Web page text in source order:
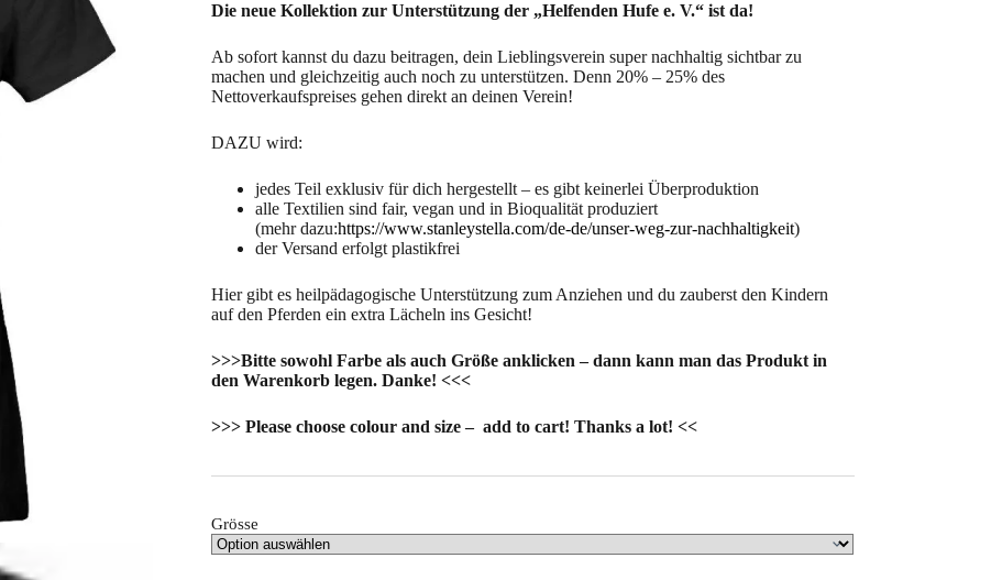
Die neue Kollektion zur Unterstützung der „Helfenden Hufe e. V.“ ist da!
Ab sofort kannst du dazu beitragen, dein Lieblingsverein super nachhaltig sichtbar zu
machen und gleichzeitig auch noch zu unterstützen. Denn 20% – 25% des
Nettoverkaufspreises gehen direkt an deinen Verein!
DAZU wird:
jedes Teil exklusiv für dich hergestellt – es gibt keinerlei Überproduktion
alle Textilien sind fair, vegan und in Bioqualität produziert
(mehr dazu:https://www.stanleystella.com/de-de/unser-weg-zur-nachhaltigkeit)
der Versand erfolgt plastikfrei
Hier gibt es heilpädagogische Unterstützung zum Anziehen und du zauberst den Kindern
auf den Pferden ein extra Lächeln ins Gesicht!
>>>Bitte sowohl Farbe als auch Größe anklicken – dann kann man das Produkt in
den Warenkorb legen. Danke! <<<
>>> Please choose colour and size – add to cart! Thanks a lot! <<
Grösse